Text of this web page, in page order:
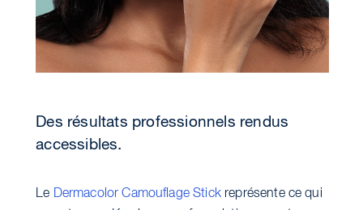
Des résultats professionnels rendus
accessibles.
Le Dermacolor Camouflage Stickreprésente ce qui